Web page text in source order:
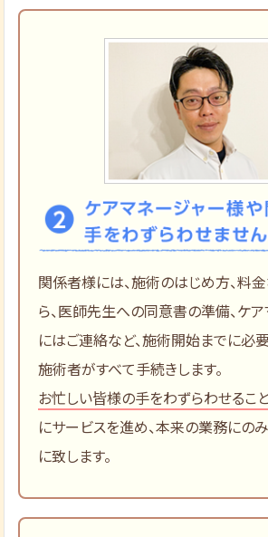
関係者様には、施術のはじめ方、料
ら、医師先生への同意書の準備、ケ
にはご連絡など、施術開始までに必
施術者がすべて手続きします。
お忙しい皆様の手をわずらわせるこ
にサービスを進め、本来の業務にの
に致します。